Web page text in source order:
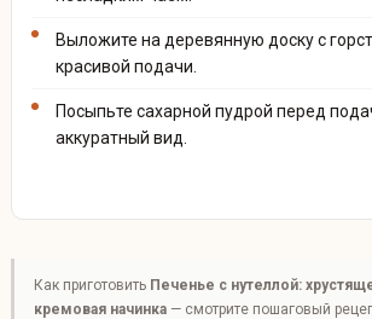
Выложите на деревянную доску с
красивой подачи.
Посыпьте сахарной пудрой перед
аккуратный вид.
Как приготовить Печенье с нутеллой:
кремовая начинка— смотрите пошаговый